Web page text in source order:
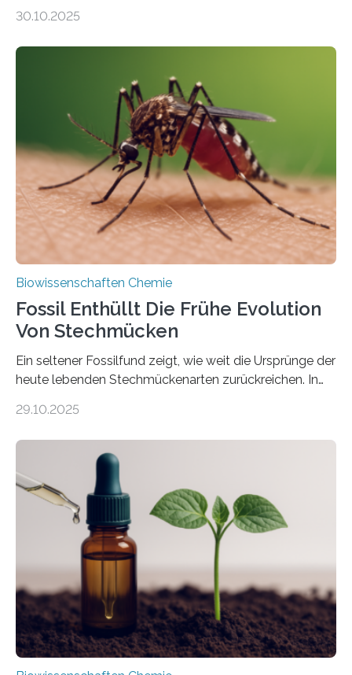
Landpflanzen zählen zu den komplexesten
Grünalgen, die vor Hunderten von Millionen Jahren
lebten. Unter den Vorfahren sticht eine Gruppe heraus,
die noch heute in der Natur vorkommt: die
Süßwasseralge Coleochaetophyceae. Einige Arten
dieser Gruppe bilden aus Zellfäden dichte Geflechte
mit scheibenförmiger Gestalt. Was auffällig ist: Die
nächsten…
30.10.2025
Biowissenschaften Chemie
Fossil Enthüllt Die Frühe Evolution
Von Stechmücken
Ein seltener Fossilfund zeigt, wie weit die Ursprünge der
heute lebenden Stechmückenarten zurückreichen. In
Forschende die bisher älteste bekannte Stechmücken-
Region Kachin in Myanmar und hat sich in
ausgezeichnetem Zustand erhalten. Es konnte als neue
Art einer neuen Gattung beschrieben werden und trägt
nun den Namen Cretosabethes primaevus. Dieser erste
fossile Nachweis einer Stechmückenlarve in Bernstein
stellt gleichzeitig den ersten Fossilfund einer
Mückenlarve aus dem Mesozoikum dar, denn…
29.10.2025